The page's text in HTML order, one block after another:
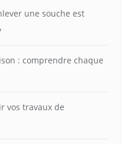
une souche est
: comprendre chaque
vos travaux de